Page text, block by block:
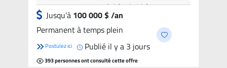
Attorney (1-3 years of
experience) - from 100k
per year
Montréal (Hybride)
Jusqu'à 100 000 $ /an
Permanent à temps plein
Postulez ici Publié il y a 3 jours
393 personnes ont consulté cette offre